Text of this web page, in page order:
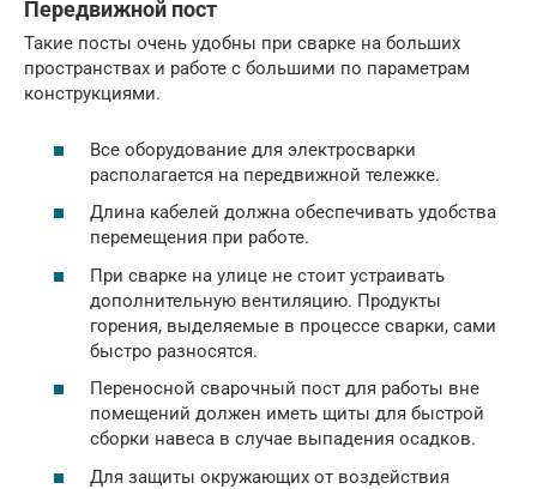
Передвижной пост
Такие посты очень удобны при сварке на больших
пространствах и работе с большими по параметрам
конструкциями.
Все оборудование для электросварки
располагается на передвижной тележке.
Длина кабелей должна обеспечивать удобства
перемещения при работе.
При сварке на улице не стоит устраивать
дополнительную вентиляцию. Продукты
горения, выделяемые в процессе сварки, сами
быстро разносятся.
Переносной сварочный пост для работы вне
помещений должен иметь щиты для быстрой
сборки навеса в случае выпадения осадков.
Для защиты окружающих от воздействия